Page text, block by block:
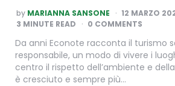
POSTED
BY
by MARIANNA SANSONE
12 MARZO
3 MINUTE READ 0 COMMENTS
Da anni Econote racconta il turismo
responsabile, un modo di vivere i
centro il rispetto dell’ambiente e
è cresciuto e sempre più…